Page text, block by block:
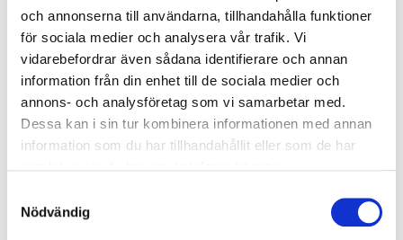
och annonserna till användarna, tillhandahålla funktioner
för sociala medier och analysera vår trafik. Vi
vidarebefordrar även sådana identifierare och annan
information från din enhet till de sociala medier och
annons- och analysföretag som vi samarbetar med.
Dessa kan i sin tur kombinera informationen med annan
information som du har tillhandahållit eller som de har
Nödvändig
Accessories
Gas cylinder, 33 g
25-55403